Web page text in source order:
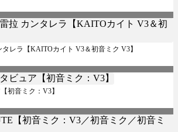
タレラ【KAITOカイト V3＆初音ミク V3】
初音ミク：V3】